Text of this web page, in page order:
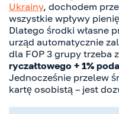
Ukrainy, dochodem
wszystkie wpływy
Dlatego środki własne
urząd automatycznie
dla FOP 3 grupy trzeba
ryczałtowego + 1%
Jednocześnie przelew
kartę osobistą – jest